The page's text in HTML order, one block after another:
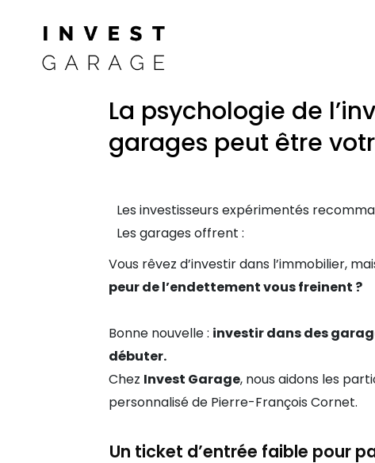
La psychologie de
garages peut être
Les investisseurs expérimentés
Les garages offrent :
Vous rêvez d’investir dans l’immobilier,
peur de l’endettement vous freinent ?
Bonne nouvelle : investir dans des
débuter.
Chez Invest Garage, nous aidons les
personnalisé de Pierre-François Cornet.
Un ticket d’entrée faible pour